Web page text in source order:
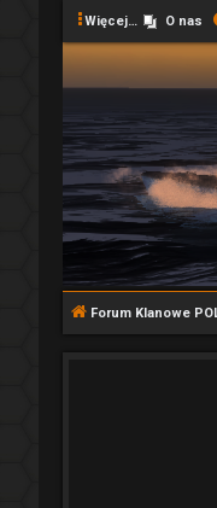
Więcej… O nas
Forum Klanowe